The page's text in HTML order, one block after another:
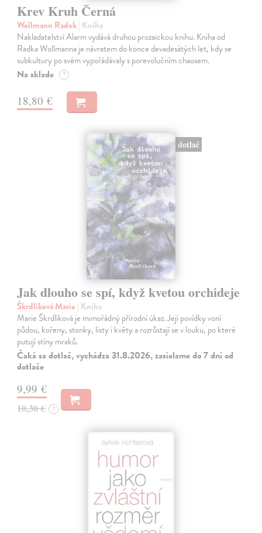
Krev Kruh Černá
Wollmann Radek| Kniha
Nakladatelství Alarm vydává druhou prozaickou knihu. Kniha od
Radka Wollmanna je návratem do konce devadesátých let, kdy se
subkultury po svém vypořádávaly s porevolučním chaosem.
Na sklade ?
18,80 €
dotlač
Jak dlouho se spí, když kvetou orchideje
Škrdlíková Marie | Kniha
Marie Škrdlíková je mimořádný přírodní úkaz. Její povídky voní
půdou, kořeny, stonky, listy i květy a rozrůstají se v louku, po které
putují stíny mraků.
Čaká sa dotlač, vychádza 31.8.2026, zasielame do 7 dní od
dotlače
9,99 €
10,30 € ?